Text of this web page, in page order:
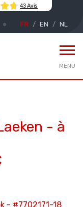
FR EN NL
MENU
- à